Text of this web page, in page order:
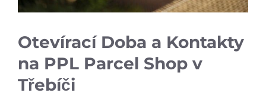
Otevírací Doba a Kontakty
na PPL Parcel Shop v
Třebíči